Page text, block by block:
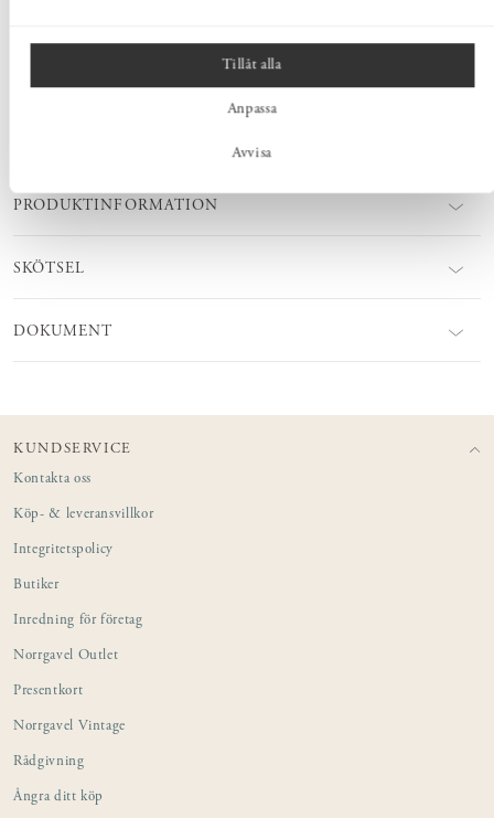
Tillåt alla
Anpassa
Avvisa
PRODUKTINFORMATION
SKÖTSEL
DOKUMENT
KUNDSERVICE
Kontakta oss
Köp- & leveransvillkor
Integritetspolicy
Butiker
Inredning för företag
Norrgavel Outlet
Presentkort
Norrgavel Vintage
Rådgivning
Ångra ditt köp